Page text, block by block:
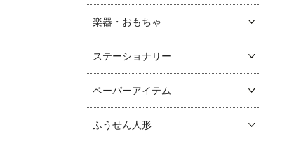
楽器・おもちゃ
ステーショナリー
ペーパーアイテム
ふうせん人形